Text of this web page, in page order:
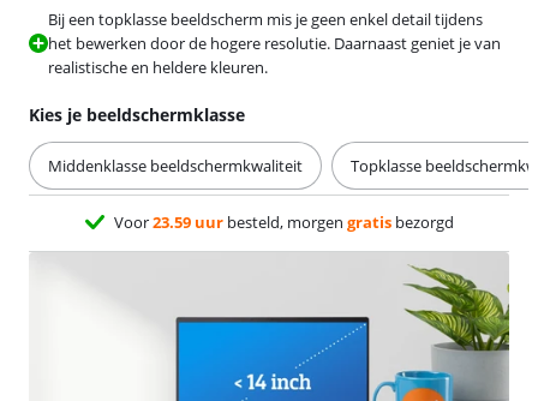
Bij een topklasse beeldscherm mis je geen enkel detail tijdens
het bewerken door de hogere resolutie. Daarnaast geniet je van
realistische en heldere kleuren.
Kies je beeldschermklasse
Middenklasse beeldschermkwaliteit Topklasse
Voor23.59 uurbesteld, morgen gratisbezorgd